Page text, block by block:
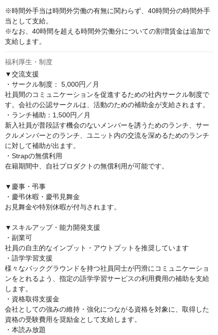
※時間外手当は時間外労働の有無に関わらず、40時間分の時間外手
当として支給。
※なお、40時間を超える時間外労働分についての割増賃金は追加で
支給します。
福利厚生・制度
▼交流支援
・サークル制度： 5,000円／月
社員間のコミュニケーションを促進するための社内サークル制度で
す。会社の公認サークルは、活動のための補助金が支給されます。
・ランチ補助：1,500円／月
新入社員が普段話す機会のないメンバーを誘うためのランチ、サー
クルメンバーとのランチ、ユニット内の交流を深めるためのランチ
に対して補助が出ます。
・Strapの無償利用
在籍期間中、自社プロダクトの無償利用が可能です。
▼慶事・弔事
・慶弔休暇・慶弔見舞金
お見舞金や特別休暇が付与されます。
▼スキルアップ・能力開発支援
・副業可
社員の自主的なインプット・アウトプットを推奨しています
・語学学習支援
様々なバックグラウンドを持つ社員同士が円滑にコミュニケーショ
ンをとれるよう、指定の語学学習サービスの利用費用の補助を支給
します。
・資格取得支援金
会社としての強みの維持・強化につながる資格を対象に、取得した
資格の受験費用を奨励金として支給します。
・本読み放題